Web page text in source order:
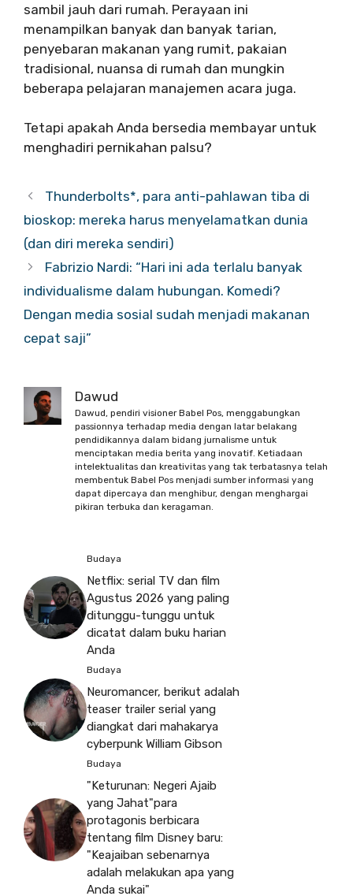
sambil jauh dari rumah. Perayaan ini
menampilkan banyak dan banyak tarian,
penyebaran makanan yang rumit, pakaian
tradisional, nuansa di rumah dan mungkin
beberapa pelajaran manajemen acara juga.
Tetapi apakah Anda bersedia membayar untuk
menghadiri pernikahan palsu?
Thunderbolts*, para anti-pahlawan tiba di
bioskop: mereka harus menyelamatkan dunia
(dan diri mereka sendiri)
Fabrizio Nardi: “Hari ini ada terlalu banyak
individualisme dalam hubungan. Komedi?
Dengan media sosial sudah menjadi makanan
cepat saji”
Dawud
Dawud, pendiri visioner Babel Pos, menggabungkan
passionnya terhadap media dengan latar belakang
pendidikannya dalam bidang jurnalisme untuk
menciptakan media berita yang inovatif. Ketiadaan
intelektualitas dan kreativitas yang tak terbatasnya telah
membentuk Babel Pos menjadi sumber informasi yang
dapat dipercaya dan menghibur, dengan menghargai
pikiran terbuka dan keragaman.
Budaya
Netflix: serial TV dan film
Agustus 2026 yang paling
ditunggu-tunggu untuk
dicatat dalam buku harian
Anda
Budaya
Neuromancer, berikut adalah
teaser trailer serial yang
diangkat dari mahakarya
cyberpunk William Gibson
Budaya
"Keturunan: Negeri Ajaib
yang Jahat"para
protagonis berbicara
tentang film Disney baru:
"Keajaiban sebenarnya
adalah melakukan apa yang
Anda sukai"